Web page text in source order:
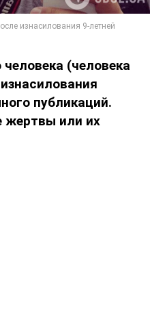
(человека
публикаций.
жертвы или их